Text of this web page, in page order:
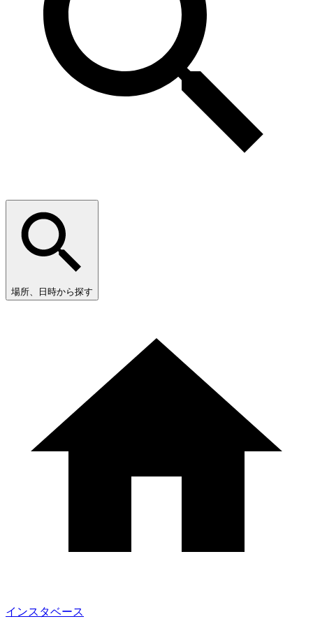
場所、日時から探す
インスタベース